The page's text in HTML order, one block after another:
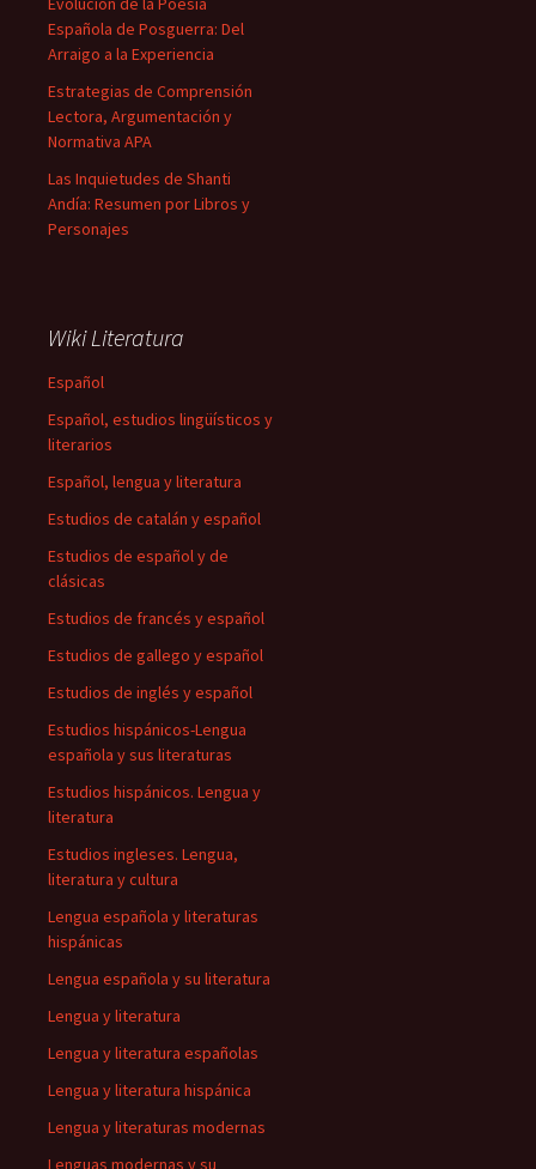
Española de Posguerra: Del
Arraigo a la Experiencia
Estrategias de Comprensión
Lectora, Argumentación y
Normativa APA
Las Inquietudes de Shanti
Andía: Resumen por Libros y
Personajes
Wiki Literatura
Español
Español, estudios lingüísticos y
literarios
Español, lengua y literatura
Estudios de catalán y español
Estudios de español y de
clásicas
Estudios de francés y español
Estudios de gallego y español
Estudios de inglés y español
Estudios hispánicos-Lengua
española y sus literaturas
Estudios hispánicos. Lengua y
literatura
Estudios ingleses. Lengua,
literatura y cultura
Lengua española y literaturas
hispánicas
Lengua española y su literatura
Lengua y literatura
Lengua y literatura españolas
Lengua y literatura hispánica
Lengua y literaturas modernas
Lenguas modernas y su